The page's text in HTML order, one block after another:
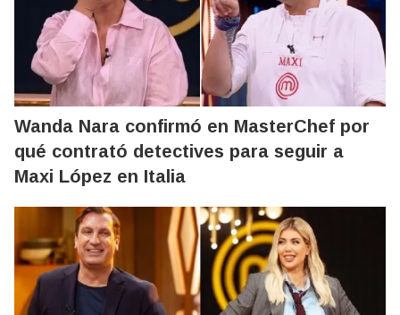
Wanda Nara confirmó en MasterChef por
qué contrató detectives para seguir a
Maxi López en Italia